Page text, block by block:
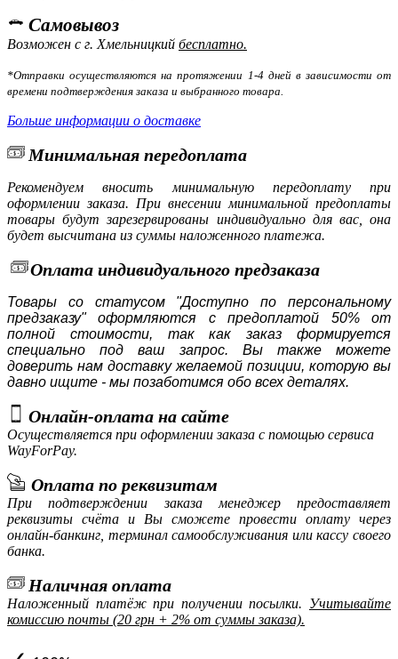
Самовывоз
Возможен с г. Хмельницкий бесплатно.
*Отправки осуществляются на протяжении 1-4 дней в зависимости от
времени подтверждения заказа и выбранного товара.
Больше информации о доставке
Минимальная передоплата
Рекомендуем вносить минимальную передоплату при
оформлении заказа. При внесении минимальной предоплаты
товары будут зарезервированы индивидуально для вас, она
будет высчитана из суммы наложенного платежа.
Оплата индивидуального предзаказа
Товары со статусом "Доступно по персональному
предзаказу" оформляются с предоплатой 50% от
полной стоимости, так как заказ формируется
специально под ваш запрос. Вы также можете
доверить нам доставку желаемой позиции, которую вы
давно ищите - мы позаботимся обо всех деталях.
Онлайн-оплата на сайте
Осуществляется при оформлении заказа с помощью сервиса
WayForPay.
Оплата по реквизитам
При подтверждении заказа менеджер предоставляет
реквизиты счёта и Вы сможете провести оплату через
онлайн-банкинг, терминал самообслуживания или кассу своего
банка.
Наличная оплата
Наложенный платёж при получении посылки. Учитывайте
комиссию почты (20 грн + 2% от суммы заказа).